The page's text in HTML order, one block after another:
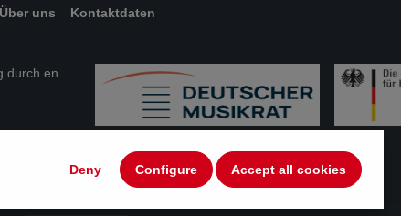
Über uns Kontaktdaten
durch en
Deny Configure Accept all cookies